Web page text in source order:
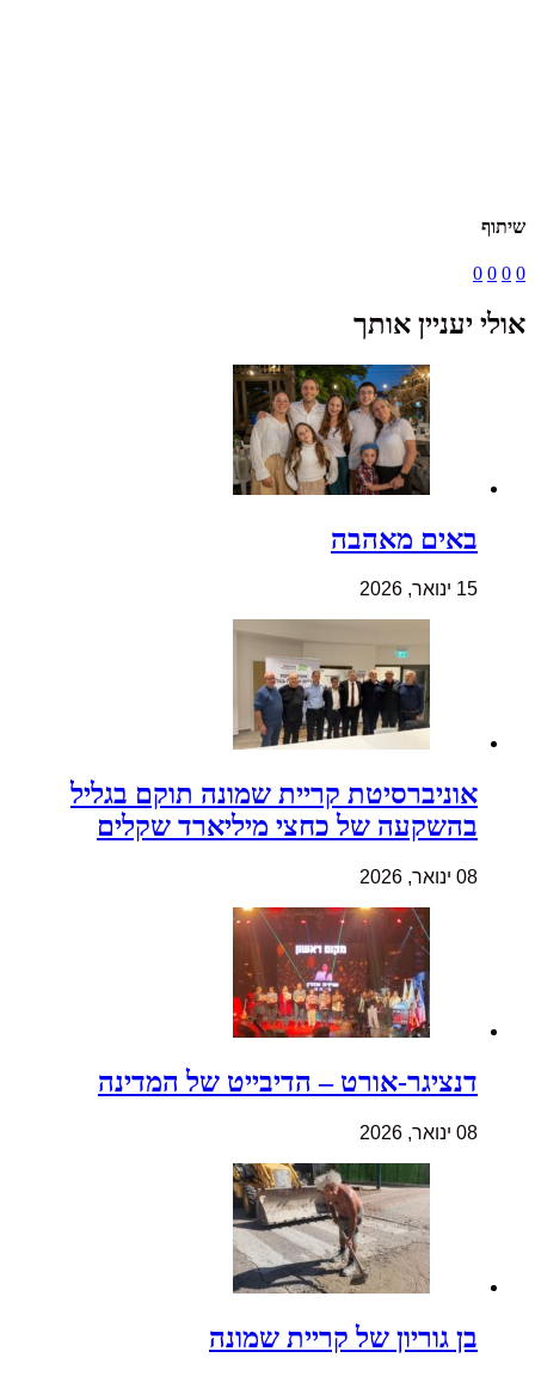
שיתוף
0
0
0
0
אולי יעניין אותך
באים מאהבה
15 ינואר, 2026
אוניברסיטת קריית שמונה תוקם בגליל
בהשקעה של כחצי מיליארד שקלים
08 ינואר, 2026
דנציגר-אורט – הדיבייט של המדינה
08 ינואר, 2026
בן גוריון של קריית שמונה